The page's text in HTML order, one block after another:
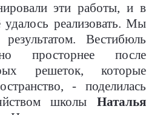
эти работы, и в
реализовать. Мы
Вестибюль
просторнее после
решеток, которые
- поделилась
школы Наталья